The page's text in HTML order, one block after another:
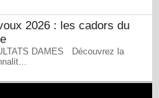
2026 : les cadors du
DAMES Découvrez la